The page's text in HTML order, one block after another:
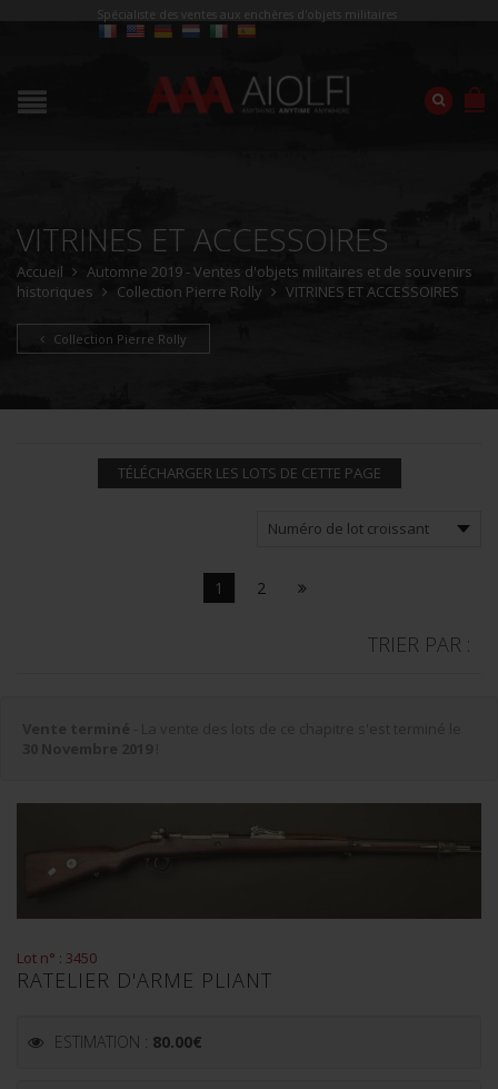
Spécialiste des ventes aux enchères d'objets militaires
VITRINES ET ACCESSOIRES
Accueil
Automne 2019 - Ventes d'objets militaires et de souvenirs
historiques
Collection Pierre Rolly VITRINES ET ACCESSOIRES
Collection Pierre Rolly
TÉLÉCHARGER LES LOTS DE CETTE PAGE
1 2
TRIER PAR :
Lot n° : 3450
RATELIER D'ARME PLIANT
ESTIMATION : 80.00€